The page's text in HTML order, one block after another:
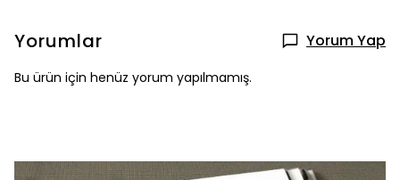
Yorumlar Yorum Yap
Bu ürün için henüz yorum yapılmamış.